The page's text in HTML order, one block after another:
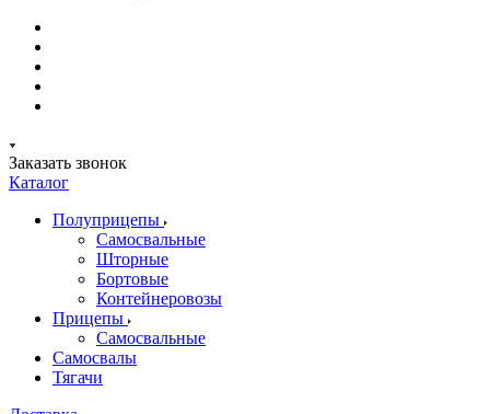
Заказать звонок
Каталог
Полуприцепы
Самосвальные
Шторные
Бортовые
Контейнеровозы
Прицепы
Самосвальные
Самосвалы
Тягачи